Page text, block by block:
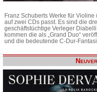
Franz Schuberts Werke für
auf zwei CDs passt. Es sind die
geschäftstüchtige Verleger
kommen die als „Grand Duo“
und die bedeutende C-Dur-